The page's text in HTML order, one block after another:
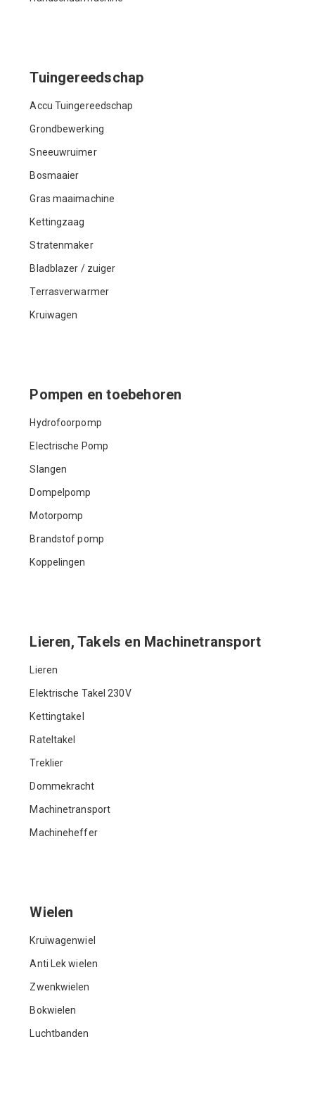
Tuingereedschap
Accu Tuingereedschap
Grondbewerking
Sneeuwruimer
Bosmaaier
Gras maaimachine
Kettingzaag
Stratenmaker
Bladblazer / zuiger
Terrasverwarmer
Kruiwagen
Pompen en toebehoren
Hydrofoorpomp
Electrische Pomp
Slangen
Dompelpomp
Motorpomp
Brandstof pomp
Koppelingen
Lieren, Takels en Machinetransport
Lieren
Elektrische Takel 230V
Kettingtakel
Rateltakel
Treklier
Dommekracht
Machinetransport
Machineheffer
Wielen
Kruiwagenwiel
Anti Lek wielen
Zwenkwielen
Bokwielen
Luchtbanden